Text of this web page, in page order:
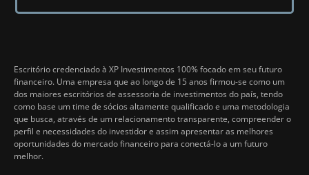
Escritório credenciado à XP Investimentos 100% focado em seu futuro
financeiro. Uma empresa que ao longo de 15 anos firmou-se como um
dos maiores escritórios de assessoria de investimentos do país, tendo
como base um time de sócios altamente qualificado e uma metodologia
que busca, através de um relacionamento transparente, compreender o
perfil e necessidades do investidor e assim apresentar as melhores
oportunidades do mercado financeiro para conectá-lo a um futuro
melhor.